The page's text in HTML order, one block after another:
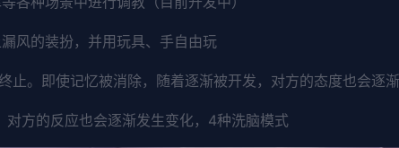
风的装扮，并用玩具、手自由玩
止。即使记忆被消除，随着逐渐被开发，对方的态度也会逐
方的反应也会逐渐发生变化，4种洗脑模式